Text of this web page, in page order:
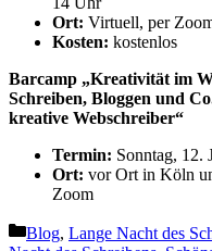
Ort: Virtuell, per
Kosten: kostenlos
Barcamp „Kreativität im
Schreiben, Bloggen und
kreative Webschreiber“
Termin: Sonntag, 12.
Ort: vor Ort in Köln
Zoom
Kategorien
Blog, Lange Nacht des